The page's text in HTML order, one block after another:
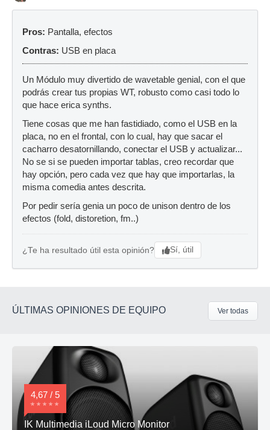
Pros: Pantalla, efectos
Contras: USB en placa
Un Módulo muy divertido de wavetable genial, con el que
podrás crear tus propias WT, robusto como casi todo lo
que hace erica synths.
Tiene cosas que me han fastidiado, como el USB en la
placa, no en el frontal, con lo cual, hay que sacar el
cacharro desatornillando, conectar el USB y actualizar...
No se si se pueden importar tablas, creo recordar que
hay opción, pero cada vez que hay que importarlas, la
misma comedia antes descrita.
Por pedir sería genia un poco de unison dentro de los
efectos (fold, distoretion, fm..)
¿Te ha resultado útil esta opinión? Sí, útil
ÚLTIMAS OPINIONES DE EQUIPO Ver todas
4,67 / 5
IK Multimedia iLoud Micro Monitor